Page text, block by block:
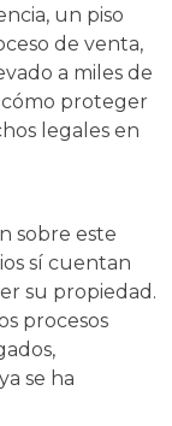
un piso
de venta,
a miles de
cómo proteger
legales en
sobre este
sí cuentan
su propiedad.
procesos
se ha